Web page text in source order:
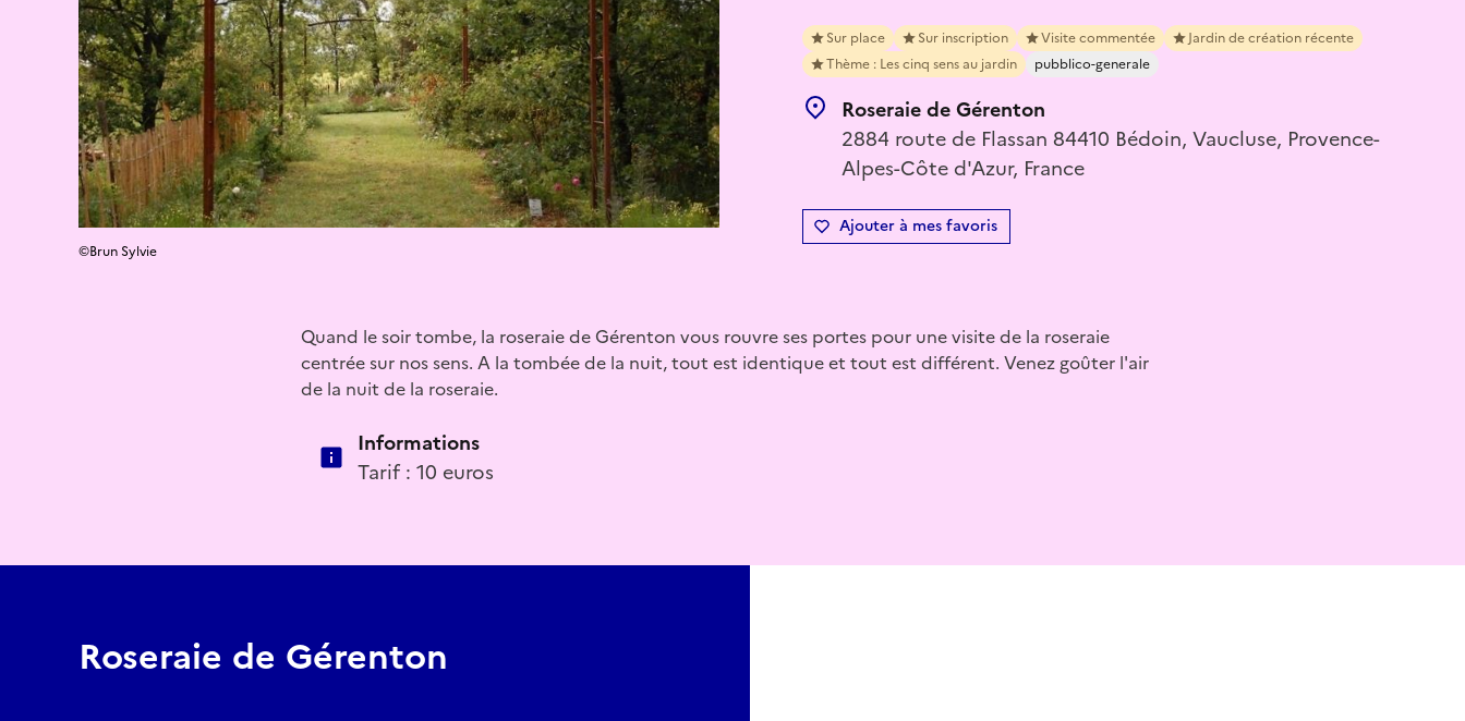
Sur place Sur inscription Visite commentée
Jardin de création récente
Thème : Les cinq sens au jardin
pubblico-generale
Roseraie de Gérenton
2884 route de Flassan 84410 Bédoin, Vaucluse, Provence-
Alpes-Côte d'Azur, France
Ajouter à mes favoris
©Brun Sylvie
Quand le soir tombe, la roseraie de Gérenton vous rouvre ses portes pour une visite de la roseraie
centrée sur nos sens. A la tombée de la nuit, tout est identique et tout est différent. Venez goûter l'air
de la nuit de la roseraie.
Informations
Tarif : 10 euros
Roseraie de Gérenton